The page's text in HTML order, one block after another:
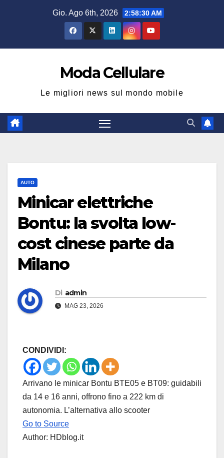
Gio. Ago 6th, 2026 2:58:31 AM
Moda Cellulare
Le migliori news sul mondo mobile
AUTO
Minicar elettriche
Bontu: la svolta low-
cost cinese parte da
Milano
Di admin
MAG 23, 2026
CONDIVIDI:
Arrivano le minicar Bontu BTE05 e BT09: guidabili
da 14 e 16 anni, offrono fino a 222 km di
autonomia. L’alternativa allo scooter
Go to Source
Author: HDblog.it